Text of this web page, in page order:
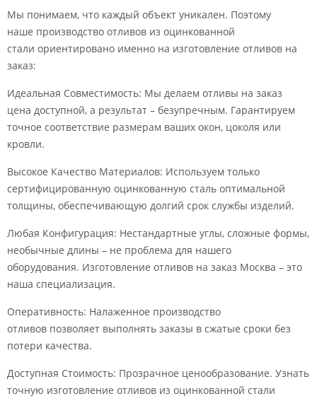
Мы понимаем, что каждый объект уникален. Поэтому
наше производство отливов из оцинкованной
стали ориентировано именно на изготовление отливов на
заказ:
Идеальная Совместимость: Мы делаем отливы на заказ
цена доступной, а результат – безупречным. Гарантируем
точное соответствие размерам ваших окон, цоколя или
кровли.
Высокое Качество Материалов: Используем только
сертифицированную оцинкованную сталь оптимальной
толщины, обеспечивающую долгий срок службы изделий.
Любая Конфигурация: Нестандартные углы, сложные формы,
необычные длины – не проблема для нашего
оборудования. Изготовление отливов на заказ Москва – это
наша специализация.
Оперативность: Налаженное производство
отливов позволяет выполнять заказы в сжатые сроки без
потери качества.
Доступная Стоимость: Прозрачное ценообразование. Узнать
точную изготовление отливов из оцинкованной стали